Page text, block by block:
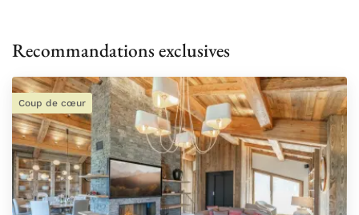
Recommandations exclusives
Coup de cœur